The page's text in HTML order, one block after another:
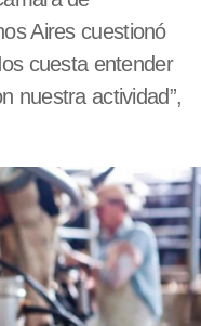
Aires cuestionó
cuesta entender
nuestra actividad”,